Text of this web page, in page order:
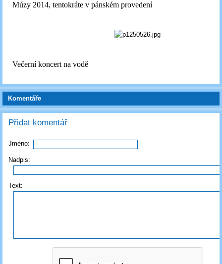
Múzy 2014, tentokráte v pánském provedení
Večerní koncert na vodě
Komentáře
Přidat komentář
Jméno:
Nadpis:
Text: